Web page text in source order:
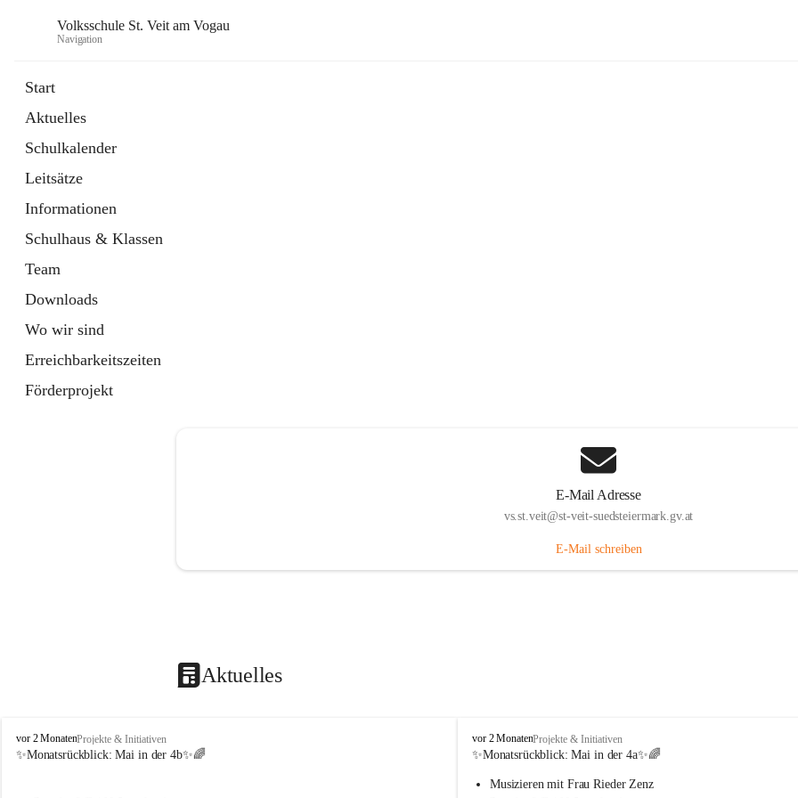
Volksschule St. Veit am Vogau
Navigation
Start
Aktuelles
Schulkalender
Leitsätze
Informationen
Schulhaus & Klassen
Team
Downloads
Wo wir sind
Erreichbarkeitszeiten
Förderprojekt
E-Mail Adresse
vs.st.veit@st-veit-suedsteiermark.gv.at
E-Mail schreiben
Aktuelles
V
o
vor 2 MonatenProjekte & Initiativen
✨Monatsrückblick: Mai in der 4b✨🌈
V
o
k
vor 2 MonatenProjekte & Initiativen
✨Monatsrückblick: Mai in der 4a✨🌈
Musizieren mit Frau Rieder Zenz